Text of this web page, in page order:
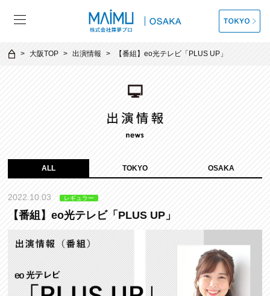
大阪TOP 出演情報 【番組】eo光テレビ「PLUS UP」
ALL TOKYO OSAKA
2022.10.03 レギュラー
【番組】eo光テレビ「PLUS UP」